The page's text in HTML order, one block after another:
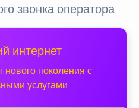
звонка оператора
интернет
нового поколения с
услугами